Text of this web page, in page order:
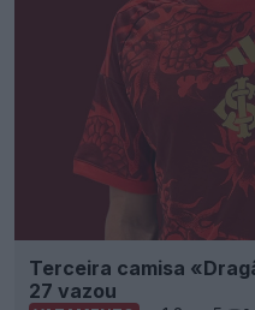
Terceira camisa
27 vazou